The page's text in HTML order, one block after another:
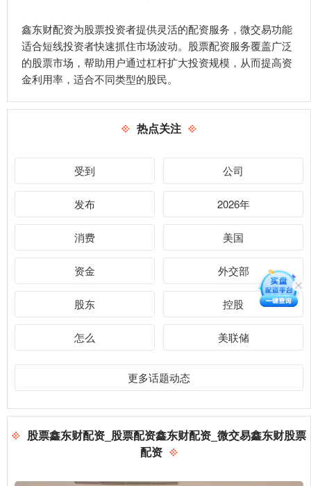
鑫东财配资为股票投资者提供灵活的配资服务，微交易功能
适合短线投资者快速抓住市场波动。股票配资服务覆盖广泛
的股票市场，帮助用户通过杠杆扩大投资规模，从而提高资
金利用率，适合不同类型的股民。
热点关注
受到 公司
发布 2026年
消费 美国
资金 外交部
股东 控股
怎么 美联储
更多话题动态
股票鑫东财配资_股票配资鑫东财配资_微交易鑫东财股票
配资